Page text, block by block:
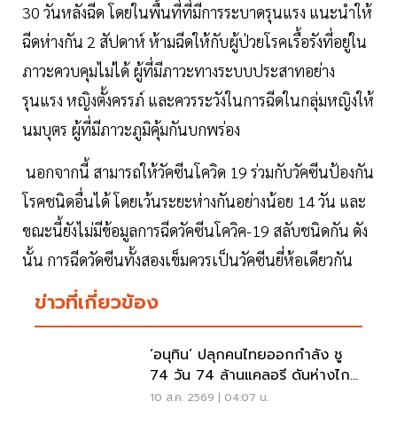
30 วันหลังฉีด โดยในพื้นที่ที่มีการระบาดรุนแรง แนะนำให้
ฉีดห่างกัน 2 สัปดาห์ ห้ามฉีดให้กับผู้ป่วยโรคเรื้อรังที่อยู่ใน
ภาวะควบคุมไม่ได้ ผู้ที่มีภาวะทางระบบประสาทอย่าง
รุนแรง หญิงตั้งครรภ์ และควรระวังในการฉีดในกลุ่มหญิงให้
นมบุตร ผู้ที่มีภาวะภูมิคุ้มกันบกพร่อง
นอกจากนี้ สามารถให้วัคซีนโควิด 19 ร่วมกับวัคซีนป้องกัน
โรคชนิดอื่นได้ โดยเว้นระยะห่างกันอย่างน้อย 14 วัน และ
ขณะนี้ยังไม่มีข้อมูลการฉีดวัคซีนโควิค-19 สลับชนิดกัน ดัง
นั้น การฉีดวัดซีนทั้งสองเข็มควรเป็นวัคซีนยี่ห้อเดียวกัน
ข่าวที่เกี่ยวข้อง
‘อนุทิน’ ปลุกคนไทยออกกำลัง ชู
74 วัน 74 ล้านแคลอรี ดันห่างไกล
NCDs
10 ส.ค. 2569 | 04:07 น.